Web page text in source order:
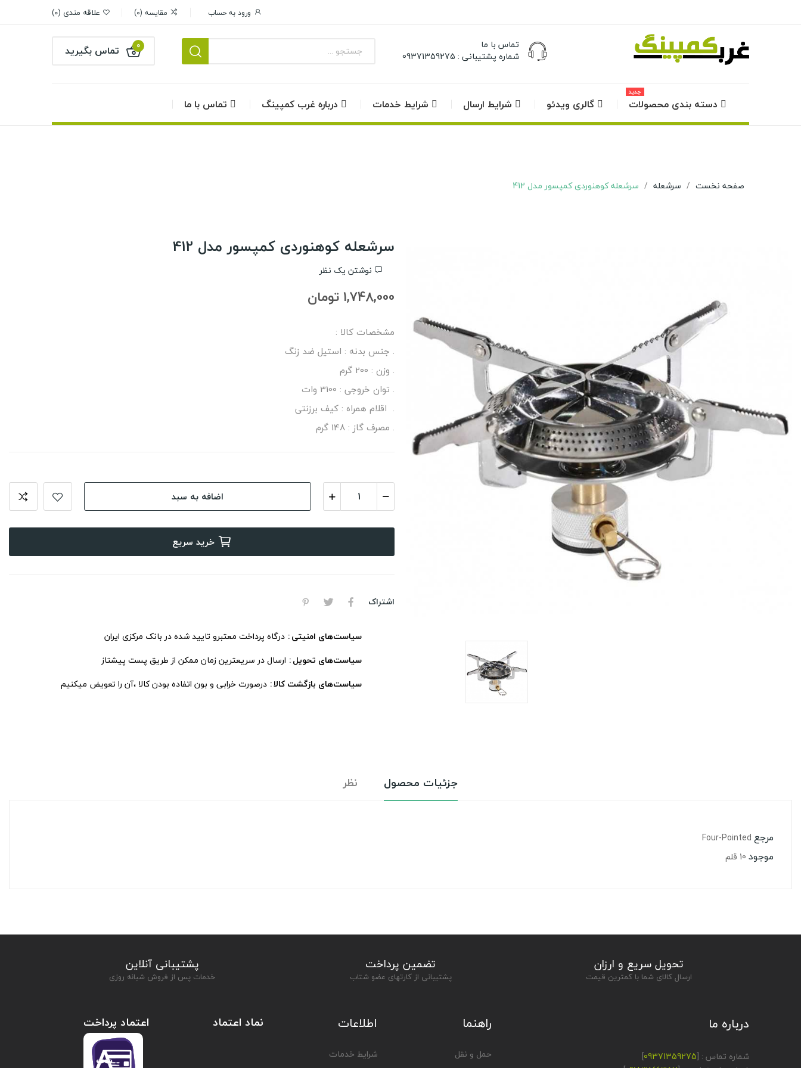
ورود به حساب مقایسه 0 علاقه مندی 0
تماس با ما
شماره پشتیبانی : 09371359275
تماس بگیرید 0
دسته بندی محصولات
جدید
گالری ویدئو شرایط ارسال شرایط خدمات درباره غرب کمپینگ تماس با ما
صفحه نخست سرشعله سرشعله کوهنوردی کمپسور مدل 412
سرشعله کوهنوردی کمپسور مدل 412
نوشتن یک نظر
1,748,000 تومان
مشخصات کالا :
. جنس بدنه : استیل ضد زنگ
. وزن : 200 گرم
. توان خروجی : 3100 وات
. اقلام همراه : کیف برزنتی
. مصرف گاز : 148 گرم
اضافه به سبد
خرید سریع
اشتراک
سیاست‌های امنیتی درگاه پرداخت معتبرو تایید شده در بانک مرکزی ایران
سیاست‌های تحویل ارسال در سریعترین زمان ممکن از طریق پست پیشتاز
سیاست‌های بازگشت کالا درصورت خرابی و بون اتفاده بودن کالا ،آن را تعویض میکنیم
جزئیات محصول نظر
مرجع Four-Pointed
موجود 10 قلم
تحویل سریع و ارزان
ارسال کالای شما با کمترین قیمت
تضمین پرداخت
پشتیبانی از کارتهای عضو شتاب
پشتیبانی آنلاین
خدمات پس از فروش شبانه روزی
درباره ما
شماره تماس : [09371359275
]
راهنما
حمل و نقل
اطلاعات
شرایط خدمات
نماد اعتماد اعتماد پرداخت